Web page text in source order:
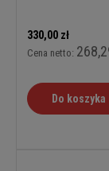
330,00 zł
Cena netto:
Do koszyka